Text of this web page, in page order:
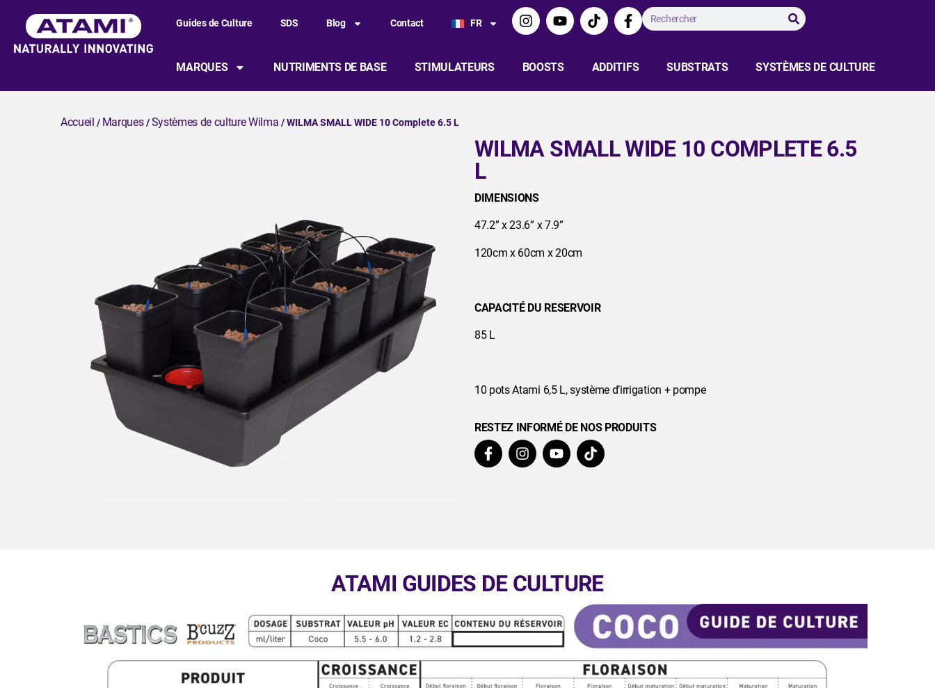
Guides de Culture SDS Blog Contact FR
MARQUES NUTRIMENTS DE BASE STIMULATEURS BOOSTS ADDITIFS SUBSTRATS SYSTÈMES DE CULTURE
Accueil / Marques/Systèmes de culture Wilma / WILMA SMALL WIDE 10 Complete 6.5 L
WILMA SMALL WIDE 10 COMPLETE 6.5
L
DIMENSIONS
47.2” x 23.6” x 7.9”
120cm x 60cm x 20cm
CAPACITÉ DU RESERVOIR
85 L
10 pots Atami 6,5 L, système d’irrigation + pompe
RESTEZ INFORMÉ DE NOS PRODUITS
ATAMI GUIDES DE CULTURE